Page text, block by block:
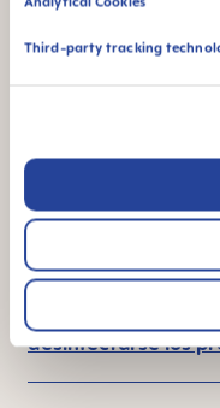
Third-party tracking
para microondas?
¿Qué microondas
proceso de
¿Durante cuántos
desinfectarse los